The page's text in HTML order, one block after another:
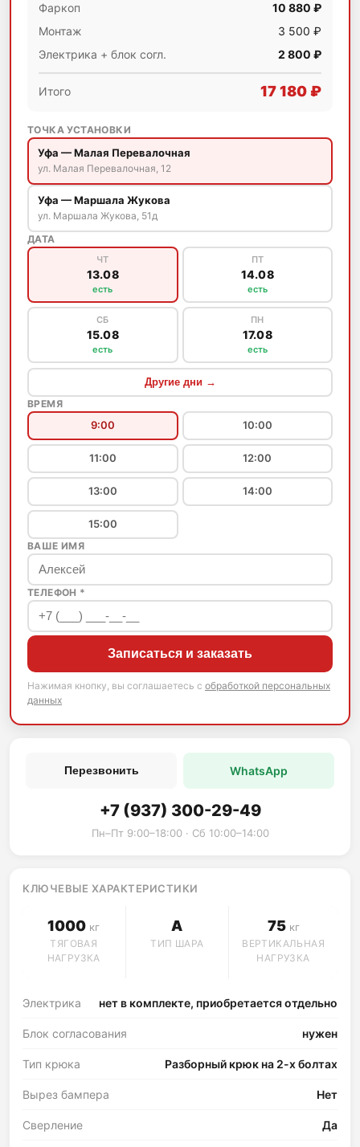
КЛЮЧЕВЫЕ ХАРАКТЕРИСТИКИ
1000 кг
ТЯГОВАЯ
НАГРУЗКА
A
ТИП ШАРА
75кг
ВЕРТИКАЛЬНАЯ
НАГРУЗКА
Электрика нет в комплекте, приобретается отдельно
Блок согласования нужен
Тип крюка Разборный крюк на 2-х болтах
Вырез бампера Нет
Сверление Да
Фаркоп
10 880 ₽
Монтаж
3 500 ₽
Электрика + блок согл.
2 800 ₽
Итого 17 180 ₽
ТОЧКА УСТАНОВКИ
Уфа — Малая Перевалочная
ул. Малая Перевалочная, 12
Уфа — Маршала Жукова
ул. Маршала Жукова, 51д
ДАТА
ЧТ
13.08
есть
ПТ
14.08
есть
СБ
15.08
есть
ПН
17.08
есть
Другие дни →
ВРЕМЯ
9:00 10:00
11:00 12:00
13:00 14:00
15:00
ВАШЕ ИМЯ
ТЕЛЕФОН *
Записаться и заказать
Нажимая кнопку, вы соглашаетесь с обработкой персональных
данных
Перезвонить WhatsApp
+7 (937) 300-29-49
Пн–Пт 9:00–18:00 · Сб 10:00–14:00